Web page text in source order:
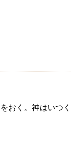
おく。神はいつく